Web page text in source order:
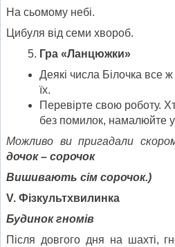
На сьомому небі.
Цибуля від семи хвороб.
Гра «Ланцюжки»
Деякі числа Білочка все
їх.
Перевірте свою роботу.
без помилок, намалюйте
Можливо ви пригадали
дочок – сорочок
Вишивають сім сорочок.)
V. Фізкультхвилинка
Будинок гномів
Після довгого дня на шахті,